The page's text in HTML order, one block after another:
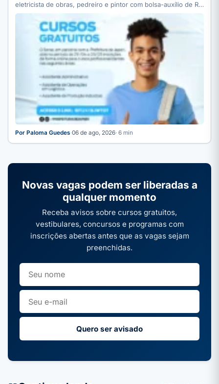
eletricista de obras, pedreiro e pintor com bolsa-auxílio de R$
…
Por Paloma Guedes·06 de ago, 2026· 6 min
Novas vagas podem ser liberadas a
qualquer momento
Receba avisos sobre cursos gratuitos,
vestibulares, concursos e programas com
inscrições abertas antes que as vagas sejam
preenchidas.
Quero ser avisado